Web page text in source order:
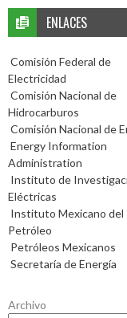
ENLACES
Comisión Federal de
Electricidad
Comisión Nacional de
Hidrocarburos
Comisión Nacional de
Energy Information
Administration
Instituto de
Eléctricas
Instituto Mexicano del
Petróleo
Petróleos Mexicanos
Secretaría de Energía
Archivo